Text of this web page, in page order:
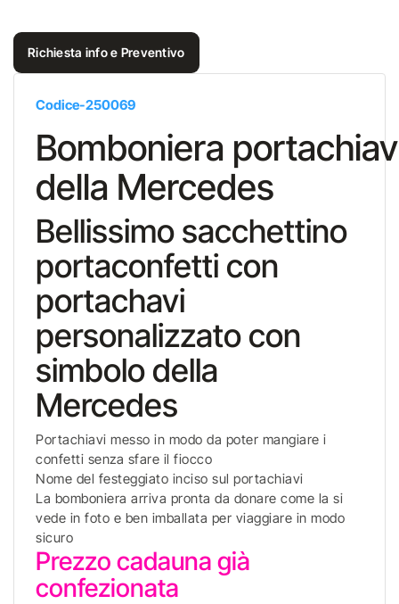
Richiesta info e Preventivo
Codice-250069
Bomboniera
della Mercedes
Bellissimo sacchettino
portaconfetti con
portachavi
personalizzato con
simbolo della
Mercedes
Portachiavi messo in modo da poter mangiare i
confetti senza sfare il fiocco
Nome del festeggiato inciso sul portachiavi
La bomboniera arriva pronta da donare come la si
vede in foto e ben imballata per viaggiare in modo
sicuro
Prezzo cadauna già
confezionata